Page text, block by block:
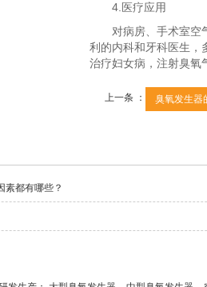
4.医疗应用
对病房、手术室空气
利的内科和牙科医生，
治疗妇女病，注射臭氧
上一条 ： 臭氧发生器
素都有哪些？